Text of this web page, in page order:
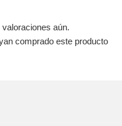
valoraciones aún.
comprado este producto